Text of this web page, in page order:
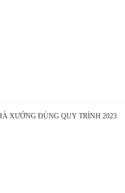
XƯỞNG ĐÚNG QUY TRÌNH 2023